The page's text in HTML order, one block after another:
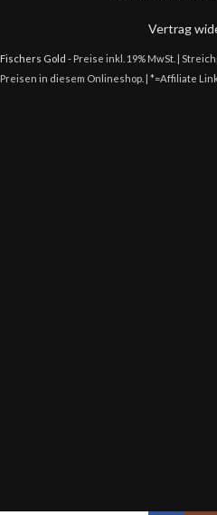
Vertrag
Fischers Gold - Preise inkl. 19% MwSt. |
Preisen in diesem Onlineshop. | *=Affiliate